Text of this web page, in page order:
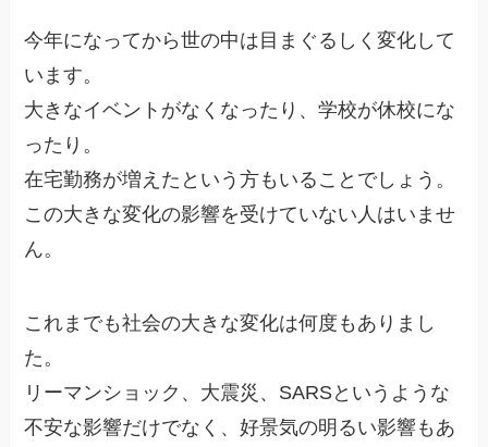
今年になってから世の中は目まぐるしく変化して
います。
大きなイベントがなくなったり、学校が休校にな
ったり。
在宅勤務が増えたという方もいることでしょう。
この大きな変化の影響を受けていない人はいませ
ん。
これまでも社会の大きな変化は何度もありまし
た。
リーマンショック、大震災、SARSというような
不安な影響だけでなく、好景気の明るい影響もあ